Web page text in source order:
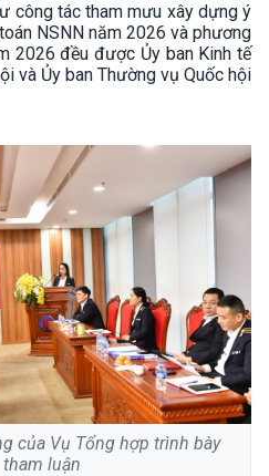
công tác tham mưu xây dựng ý
NSNN năm 2026 và phương
2026 đều được Ủy ban Kinh tế
và Ủy ban Thường vụ Quốc hội
của Vụ Tổng hợp trình bày
tham luận